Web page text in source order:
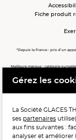
Fiche produit
*Depuis la France : prix d’un
Meilleure marque : catégorie
Meilleure chaîne de magasins,
POUR VOTRE
LÉGUMES
Gérez les
La Société GLACES
ses partenaires
aux fins suivantes :
analyser et améliorer